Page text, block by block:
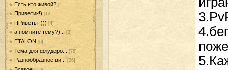
Есть кто живой? [1]
Приветик!) [12]
ПРиветы :))) [4]
а помните тему?)... [3]
ETALON [6]
Тема для флудеро... [76]
Разнообразное ви... [26]